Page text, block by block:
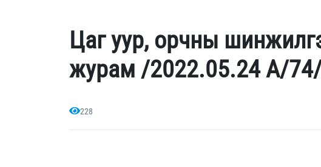
Цаг уур, орчны
журам /2022.05.24 A/
228